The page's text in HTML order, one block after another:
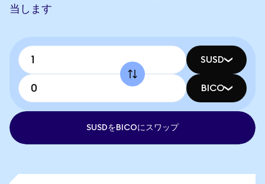
当します
SUSD
BICO
SUSDをBICOにスワップ